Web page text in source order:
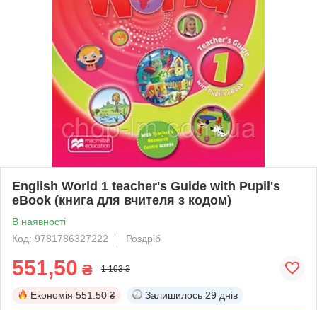
English World 1 teacher's Guide with Pupil's
eBook (книга для вчителя з кодом)
В наявності
Код: 9781786327222
Роздріб
551,50 ₴ 1 103 ₴
Економія 551.50 ₴ Залишилось 29 днів